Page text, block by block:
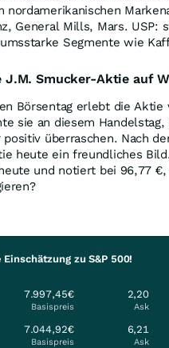
nordamerikanischen
General Mills, Mars. USP:
Segmente wie
J.M. Smucker-Aktie auf
Börsentag erlebt die
sie an diesem
überraschen. Nach
heute ein freundliches
und notiert bei 96,77 €,
zu S&P 500!
7.997,45€
Basispreis
2,20
Ask
7.044,92€
Basispreis
6,21
Ask